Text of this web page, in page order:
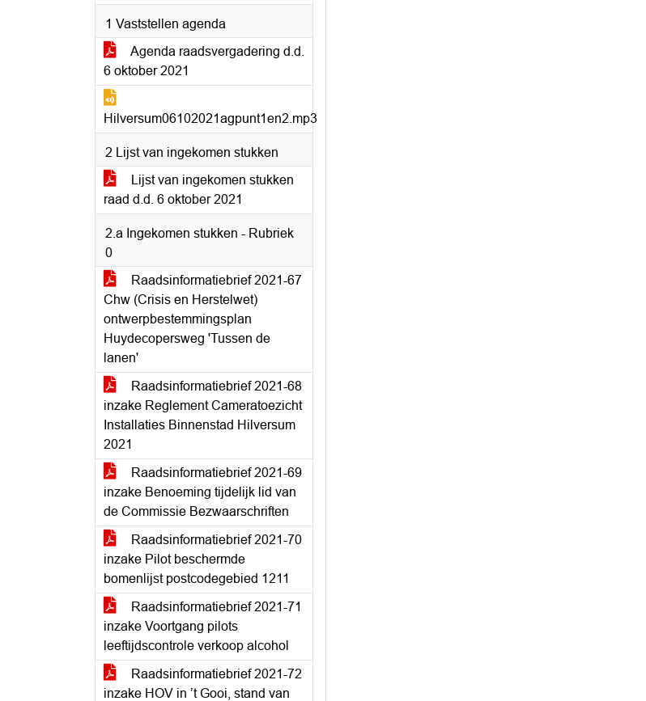
1 Vaststellen agenda
Agenda raadsvergadering d.d.
6 oktober 2021
Hilversum06102021agpunt1en2.mp3
2 Lijst van ingekomen stukken
Lijst van ingekomen stukken
raad d.d. 6 oktober 2021
2.a Ingekomen stukken - Rubriek
0
Raadsinformatiebrief 2021-67
Chw (Crisis en Herstelwet)
ontwerpbestemmingsplan
Huydecopersweg 'Tussen de
lanen'
Raadsinformatiebrief 2021-68
inzake Reglement Cameratoezicht
Installaties Binnenstad Hilversum
2021
Raadsinformatiebrief 2021-69
inzake Benoeming tijdelijk lid van
de Commissie Bezwaarschriften
Raadsinformatiebrief 2021-70
inzake Pilot beschermde
bomenlijst postcodegebied 1211
Raadsinformatiebrief 2021-71
inzake Voortgang pilots
leeftijdscontrole verkoop alcohol
Raadsinformatiebrief 2021-72
inzake HOV in ’t Gooi, stand van